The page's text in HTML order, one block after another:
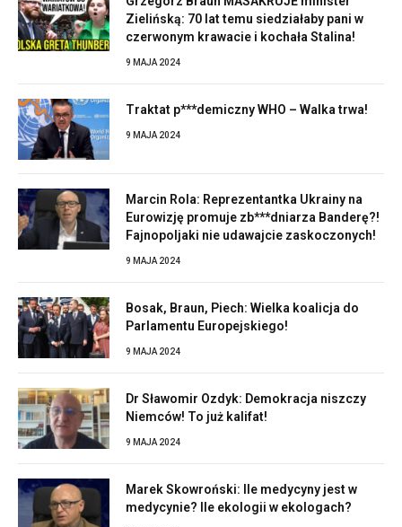
Zielińską: 70 lat temu siedziałaby pani w
czerwonym krawacie i kochała Stalina!
9 MAJA 2024
Traktat p***demiczny WHO – Walka trwa!
9 MAJA 2024
Marcin Rola: Reprezentantka Ukrainy na
Eurowizję promuje zb***dniarza Banderę?!
Fajnopoljaki nie udawajcie zaskoczonych!
9 MAJA 2024
Bosak, Braun, Piech: Wielka koalicja do
Parlamentu Europejskiego!
9 MAJA 2024
Dr Sławomir Ozdyk: Demokracja niszczy
Niemców! To już kalifat!
9 MAJA 2024
Marek Skowroński: Ile medycyny jest w
medycynie? Ile ekologii w ekologach?